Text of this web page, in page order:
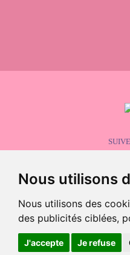
Nous utilisons
Nous utilisons des
des publicités ciblées,
J'accepte Je refuse